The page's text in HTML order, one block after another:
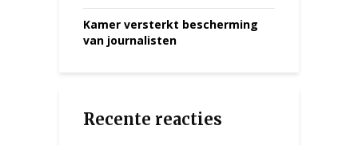
Kamer versterkt bescherming
van journalisten
Recente reacties